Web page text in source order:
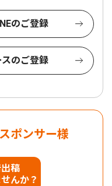
のご登録
のご登録
ポンサー様
稿
んか？